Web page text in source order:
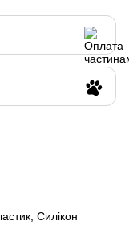
Силікон